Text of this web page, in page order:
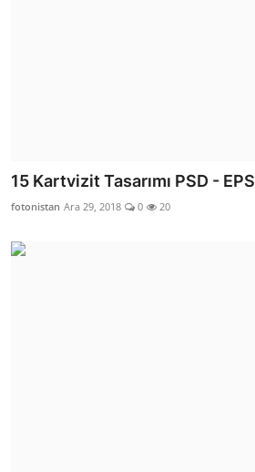
15 Kartvizit Tasarımı PSD - EPS
fotonistan Ara 29, 2018 0 20